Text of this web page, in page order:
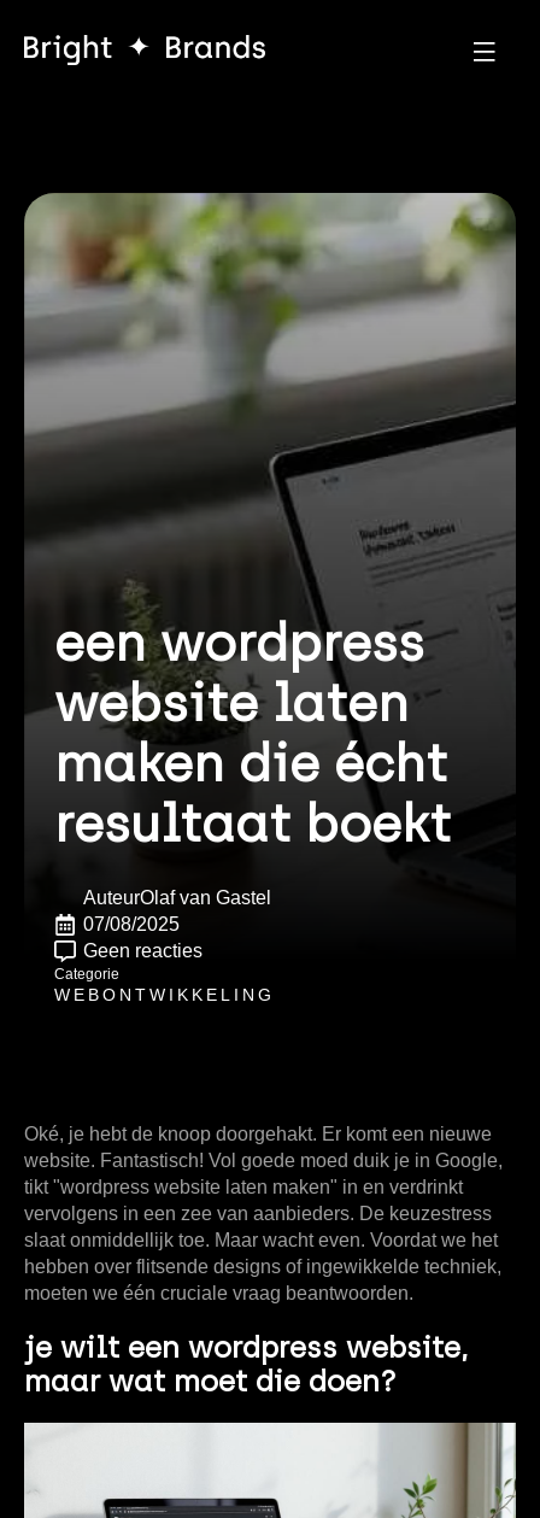
een wordpress
website laten
maken die écht
resultaat boekt
AuteurOlaf van Gastel
07/08/2025
Geen reacties
Categorie
WEBONTWIKKELING
Oké, je hebt de knoop doorgehakt. Er komt een nieuwe
website. Fantastisch! Vol goede moed duik je in Google,
tikt "wordpress website laten maken" in en verdrinkt
vervolgens in een zee van aanbieders. De keuzestress
slaat onmiddellijk toe. Maar wacht even. Voordat we het
hebben over flitsende designs of ingewikkelde techniek,
moeten we één cruciale vraag beantwoorden.
je wilt een wordpress website,
maar wat moet die doen?